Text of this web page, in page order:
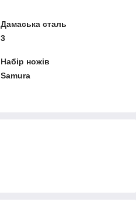
Дамаська сталь
3
Набір ножів
Samura